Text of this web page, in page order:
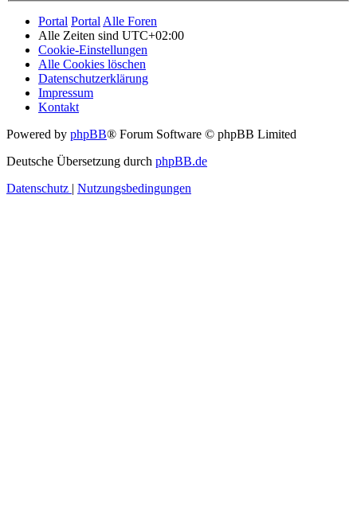
Portal Portal Alle Foren
Alle Zeiten sind UTC+02:00
Cookie-Einstellungen
Alle Cookies löschen
Datenschutzerklärung
Impressum
Kontakt
Powered by phpBB® Forum Software © phpBB Limited
Deutsche Übersetzung durch phpBB.de
Datenschutz | Nutzungsbedingungen